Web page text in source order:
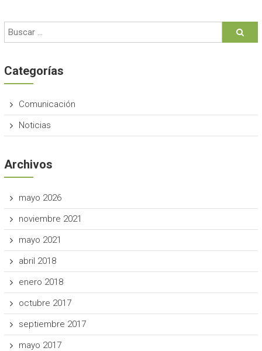
Categorías
Comunicación
Noticias
Archivos
mayo 2026
noviembre 2021
mayo 2021
abril 2018
enero 2018
octubre 2017
septiembre 2017
mayo 2017